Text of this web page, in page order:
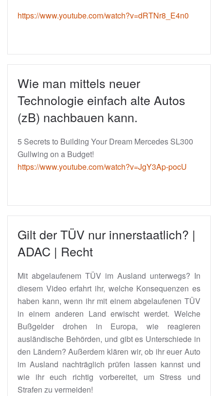
https://www.youtube.com/watch?v=dRTNr8_E4n0
Wie man mittels neuer
Technologie einfach alte Autos
(zB) nachbauen kann.
5 Secrets to Building Your Dream Mercedes SL300
Gullwing on a Budget!
https://www.youtube.com/watch?v=JgY3Ap-pocU
Gilt der TÜV nur innerstaatlich? |
ADAC | Recht
Mit abgelaufenem TÜV im Ausland unterwegs? In
diesem Video erfahrt ihr, welche Konsequenzen es
haben kann, wenn ihr mit einem abgelaufenen TÜV
in einem anderen Land erwischt werdet. Welche
Bußgelder drohen in Europa, wie reagieren
ausländische Behörden, und gibt es Unterschiede in
den Ländern? Außerdem klären wir, ob ihr euer Auto
im Ausland nachträglich prüfen lassen kannst und
wie ihr euch richtig vorbereitet, um Stress und
Strafen zu vermeiden!